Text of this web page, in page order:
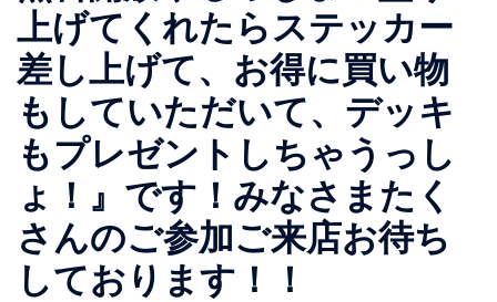
上げてくれたらステッカー
差し上げて、お得に買い物
もしていただいて、デッキ
もプレゼントしちゃうっし
ょ！』です！みなさまたく
さんのご参加ご来店お待ち
しております！！